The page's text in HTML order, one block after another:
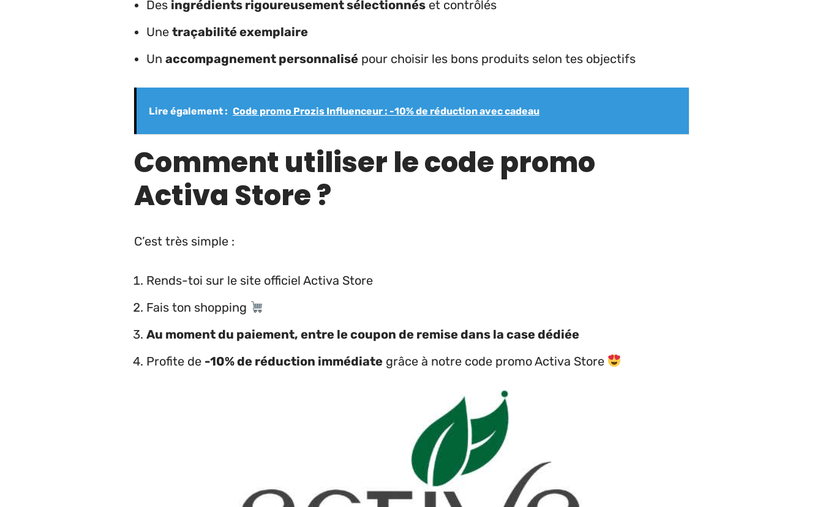
Des ingrédients rigoureusement sélectionnés et contrôlés
Une traçabilité exemplaire
Un accompagnement personnalisé pour choisir les bons produits selon tes objectifs
Lire également : Code promo Prozis Influenceur : -10% de réduction avec cadeau
Comment utiliser le code promo
Activa Store?
C’est très simple :
Rends-toi sur le site officiel Activa Store
Fais ton shopping
Au moment du paiement, entre le coupon de remise dans la case dédiée
Profite de -10% de réduction immédiate grâce à notre code promo Activa Store